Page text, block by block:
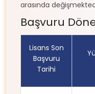
arasında
Başvuru
Lisans Son
Başvuru
Tarihi